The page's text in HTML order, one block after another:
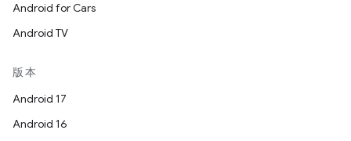
Android for Cars
Android TV
版本
Android 17
Android 16